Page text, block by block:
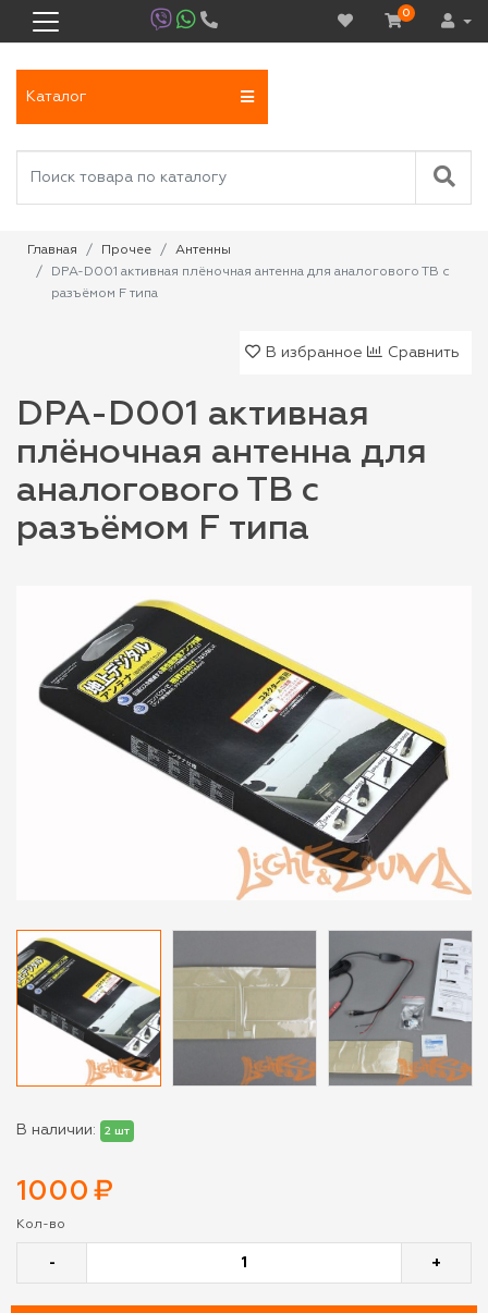
0
Каталог
Главная Прочее
Антенны
DPA-D001 активная плёночная антенна для аналогового ТВ с
разъёмом F типа
В избранное Сравнить
DPA-D001 активная
плёночная антенна для
аналогового ТВ с
разъёмом F типа
В наличии: 2 шт
1000 ₽
Кол-во
- +